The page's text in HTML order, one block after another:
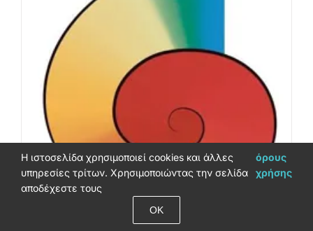
H ιστοσελίδα χρησιμοποιεί cookies και άλλες
υπηρεσίες τρίτων. Χρησιμοποιώντας την σελίδα
αποδέχεστε τους
όρους
χρήσης
ΟΚ